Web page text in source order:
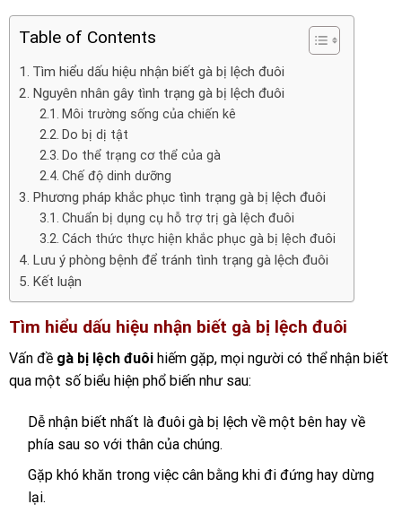
Table of Contents
Tìm hiểu dấu hiệu nhận biết gà bị lệch đuôi
Nguyên nhân gây tình trạng gà bị lệch đuôi
Môi trường sống của chiến kê
Do bị dị tật
Do thể trạng cơ thể của gà
Chế độ dinh dưỡng
Phương pháp khắc phục tình trạng gà bị lệch đuôi
Chuẩn bị dụng cụ hỗ trợ trị gà lệch đuôi
Cách thức thực hiện khắc phục gà bị lệch đuôi
Lưu ý phòng bệnh để tránh tình trạng gà lệch đuôi
Kết luận
Tìm hiểu dấu hiệu nhận biết gà bị lệch đuôi
Vấn đề gà bị lệch đuôi hiếm gặp, mọi người có thể nhận biết
qua một số biểu hiện phổ biến như sau:
Dễ nhận biết nhất là đuôi gà bị lệch về một bên hay về
phía sau so với thân của chúng.
Gặp khó khăn trong việc cân bằng khi đi đứng hay dừng
lại.